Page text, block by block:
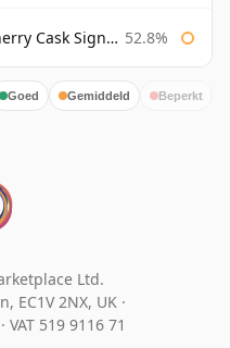
Cask Signatory 52.8%
Goed Gemiddeld Beperkt
Ltd.
EC1V 2NX, UK ·
· VAT 519 9116 71